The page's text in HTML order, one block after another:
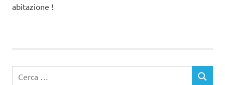
abitazione !
CERCA